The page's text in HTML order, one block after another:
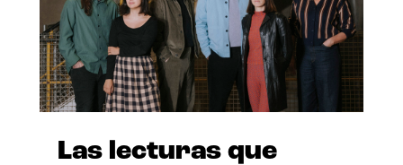
Las lecturas que